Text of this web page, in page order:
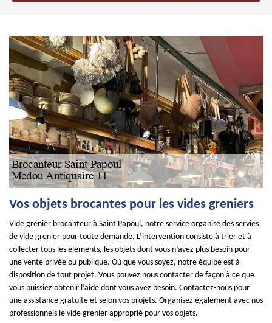
Vos objets brocantes pour les vides greniers
Vide grenier brocanteur à Saint Papoul, notre service organise des servies
de vide grenier pour toute demande. L’intervention consiste à trier et à
collecter tous les éléments, les objets dont vous n’avez plus besoin pour
une vente privée ou publique. Où que vous soyez, notre équipe est à
disposition de tout projet. Vous pouvez nous contacter de façon à ce que
vous puissiez obtenir l’aide dont vous avez besoin. Contactez-nous pour
une assistance gratuite et selon vos projets. Organisez également avec nos
professionnels le vide grenier approprié pour vos objets.